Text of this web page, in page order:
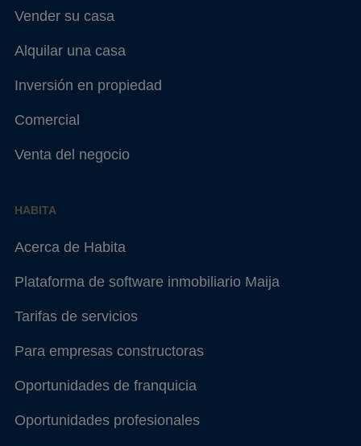
Vender su casa
Alquilar una casa
Inversión en propiedad
Comercial
Venta del negocio
HABITA
Acerca de Habita
Plataforma de software inmobiliario Maija
Tarifas de servicios
Para empresas constructoras
Oportunidades de franquicia
Oportunidades profesionales